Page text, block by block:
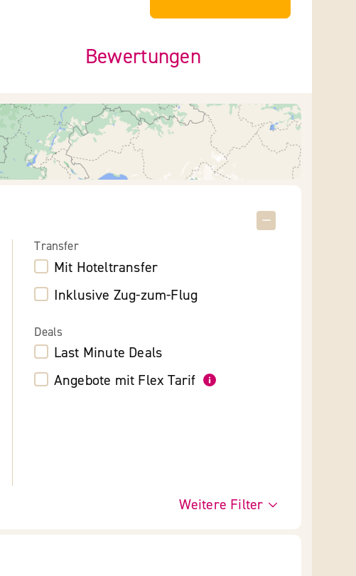
Bewertungen
Transfer
Mit Hoteltransfer
Inklusive Zug-zum-Flug
Deals
Last Minute Deals
Angebote mit Flex Tarif
Weitere Filter